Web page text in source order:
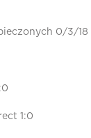
0/3/18
1:0